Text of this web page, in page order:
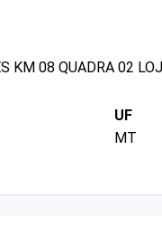
KM 08 QUADRA 02
UF
MT